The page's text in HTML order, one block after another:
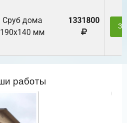
Cруб дома
190х140 мм
1331800
работы